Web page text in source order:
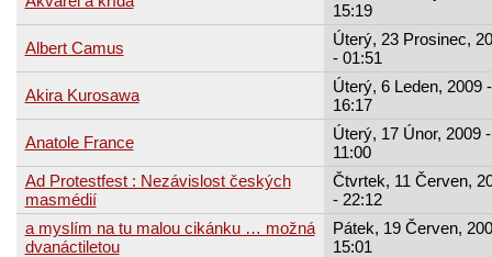
15:19
Albert Camus
Úterý, 23 Prosinec,
- 01:51
Akira Kurosawa
Úterý, 6 Leden, 2009 -
16:17
Anatole France
Úterý, 17 Únor, 2009 -
11:00
Ad Protestfest : Nezávislost českých
masmédií
Čtvrtek, 11 Červen,
- 22:12
a myslím na tu malou cikánku … možná
dvanáctiletou
Pátek, 19 Červen,
15:01